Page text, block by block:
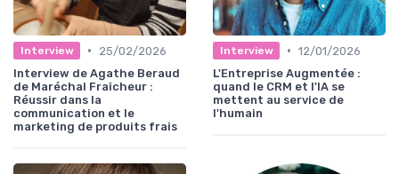
Interview •
25/02/2026
Interview de Agathe Beraud
de Maréchal Fraîcheur :
Réussir dans la
communication et le
marketing de produits frais
Interview • 12/01/2026
L'Entreprise Augmentée :
quand le CRM et l'IA se
mettent au service de
l'humain